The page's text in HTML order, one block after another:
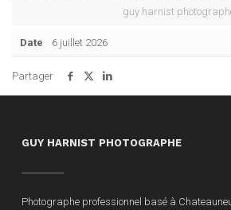
guy harnist
Date 6 juillet 2026
Partager
GUY HARNIST PHOTOGRAPHE
Photographe professionnel basé à